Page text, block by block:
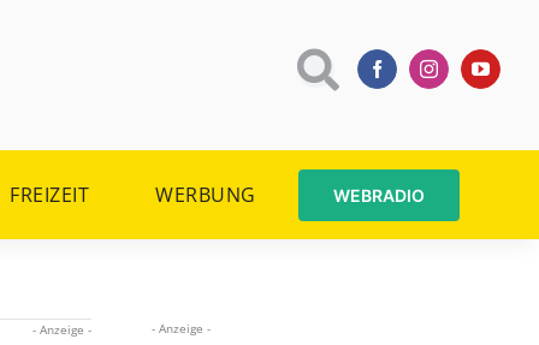
FREIZEIT WERBUNG WEBRADIO
- Anzeige - - Anzeige -